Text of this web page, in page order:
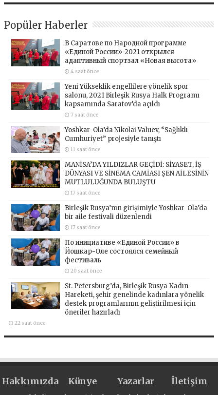
Popüler Haberler
В Саратове по Народной программе
«Единой России»-2021 открылся
адаптивный спортзал «Новая высота»
4 saat önce
Yeni Yükseklik engellilere yönelik spor
salonu, 2021 Birleşik Rusya Halk Programı
kapsamında Saratov’da açıldı
7 saat önce
Yoshkar-Ola’da Nikolai Valuev, “Sağlıklı
Cumhuriyet” projesiyle tanıştı
11 saat önce
MANİSA’DA YILDIZLAR GEÇİDİ: SİYASET, İŞ
DÜNYASI VE SİNEMA CAMİASI ŞEN AİLESİNİN
MUTLULUĞUNDA BULUŞTU
17 saat önce
Birleşik Rusya’nın girişimiyle Yoshkar-Ola’da
bir aile festivali düzenlendi
17 saat önce
По инициативе «Единой России» в
Йошкар-Оле состоялся семейный
фестиваль
20 saat önce
St. Petersburg’da, Birleşik Rusya Kadın
Hareketi, şehir genelinde kadınlara yönelik
destek programlarının geliştirilmesi için
öneriler hazırladı
22 saat önce
Hakkımızda Künye Yazarlar İletişim